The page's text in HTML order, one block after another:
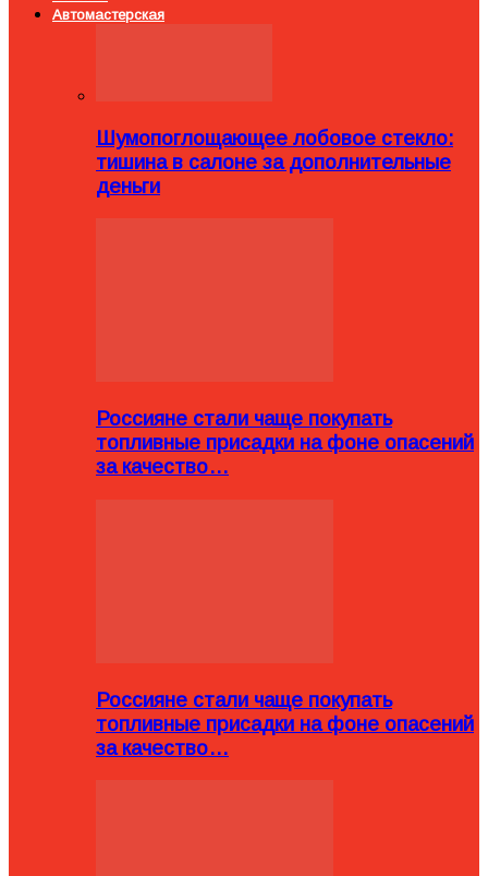
Автомастерская
Шумопоглощающее лобовое стекло:
тишина в салоне за дополнительные
деньги
Россияне стали чаще покупать
топливные присадки на фоне опасений
за качество…
Россияне стали чаще покупать
топливные присадки на фоне опасений
за качество…